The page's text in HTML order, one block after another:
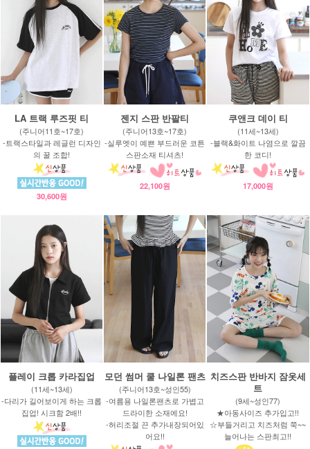
LA 트랙 루즈핏 티
(주니어11호~17호)
-트랙스타일과 레글런 디자인
의 꿀 조합!
30,600원
젠지 스판 반팔티
(주니어13호~17호)
-실루엣이 예쁜 부드러운 코튼
스판소재 티셔츠!
22,100원
쿠앤크 데이 티
(11세~13세)
-블랙&화이트 나염으로 깔끔
한 코디!
17,000원
플레이 크롭 카라집업
(11세~13세)
-다리가 길어보이게 하는 크롭
집업! 시크함 2배!!
모던 썸머 쿨 나일론 팬츠
(주니어13호~성인55)
-여름용 나일론팬츠로 가볍고
드라이한 소재에요!
-허리조절 끈 추가내장되어있
어요!!
치즈스판 반바지 잠옷세
트
(9세~성인77)
★아동사이즈 추가입고!!
☆부들거리고 치즈처럼 쭉~~
늘어나는 스판최고!!